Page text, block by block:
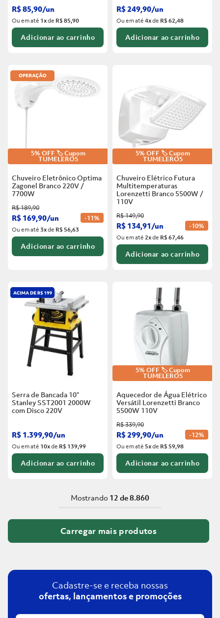
R$85,90/un
Ou em até 1xde R$ 85,90
Adicionar ao carrinho
R$249,90/un
Ou em até4xde R$ 62,48
Adicionar ao carrinho
5% OFF 🏷️ Cupom
TUMELERO5
Chuveiro Eletrônico Optima
Zagonel Branco 220V /
7700W
R$189,90
R$ 169,90/un -11%
Ou em até3xde R$ 56,63
Adicionar ao carrinho
5% OFF 🏷️ Cupom
TUMELERO5
Chuveiro Elétrico Futura
Multitemperaturas
Lorenzetti Branco 5500W /
110V
R$149,90
R$ 134,91/un -10%
Ou em até2xde R$ 67,46
Adicionar ao carrinho
Serra de Bancada 10”
Stanley SST2001 2000W
com Disco 220V
R$ 1.399,90/un
Ou em até 10xde R$ 139,99
Adicionar ao carrinho
5% OFF 🏷️ Cupom
TUMELERO5
Aquecedor de Água Elétrico
Versátil Lorenzetti Branco
5500W 110V
R$339,90
R$299,90/un -12%
Ou em até5xde R$ 59,98
Adicionar ao carrinho
Mostrando 12 de 8.860
Cadastre-se e receba nossas
ofertas, lançamentos e promoções